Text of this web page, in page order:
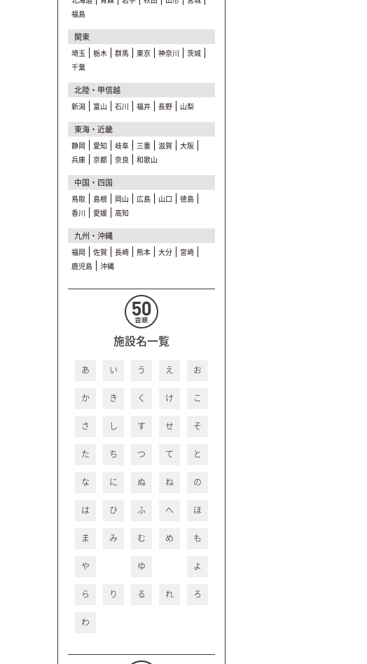
福島
関東
埼玉 栃木 群馬 東京 神奈川
茨城
千葉
北陸・甲信越
新潟 富山 石川 福井 長野 山梨
東海・近畿
静岡 愛知 岐阜 三重 滋賀
大阪
兵庫
京都 奈良 和歌山
中国・四国
鳥取 島根 岡山 広島 山口
徳島
香川
愛媛 高知
九州・沖縄
福岡 佐賀 長崎 熊本 大分
宮崎
鹿児島
沖縄
施設名一覧
あ い う え お
か き く け こ
さ し す せ そ
た ち つ て と
な に ぬ ね の
は ひ ふ へ ほ
ま み む め も
や ゆ よ
ら り る れ ろ
わ